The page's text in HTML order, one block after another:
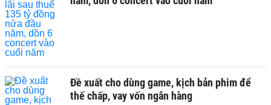
Đề xuất cho dùng game, kịch bản phim để
thế chấp, vay vốn ngân hàng